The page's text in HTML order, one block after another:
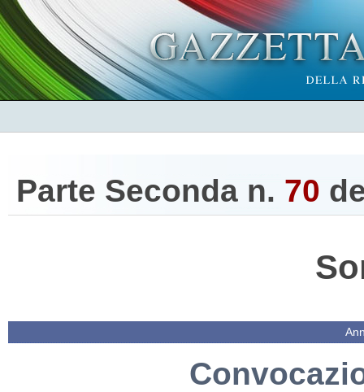
Parte Seconda n. 70